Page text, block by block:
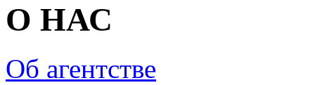
О НАС
Об агентстве